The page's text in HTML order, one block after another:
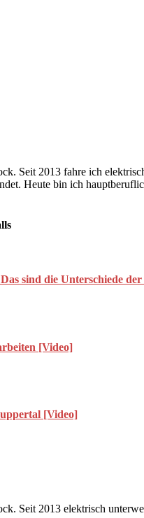
Seit 2013 fahre ich
Heute bin ich
sind die Unterschiede
[Video]
[Video]
Seit 2013 elektrisch